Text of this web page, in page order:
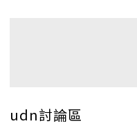
udn討論區